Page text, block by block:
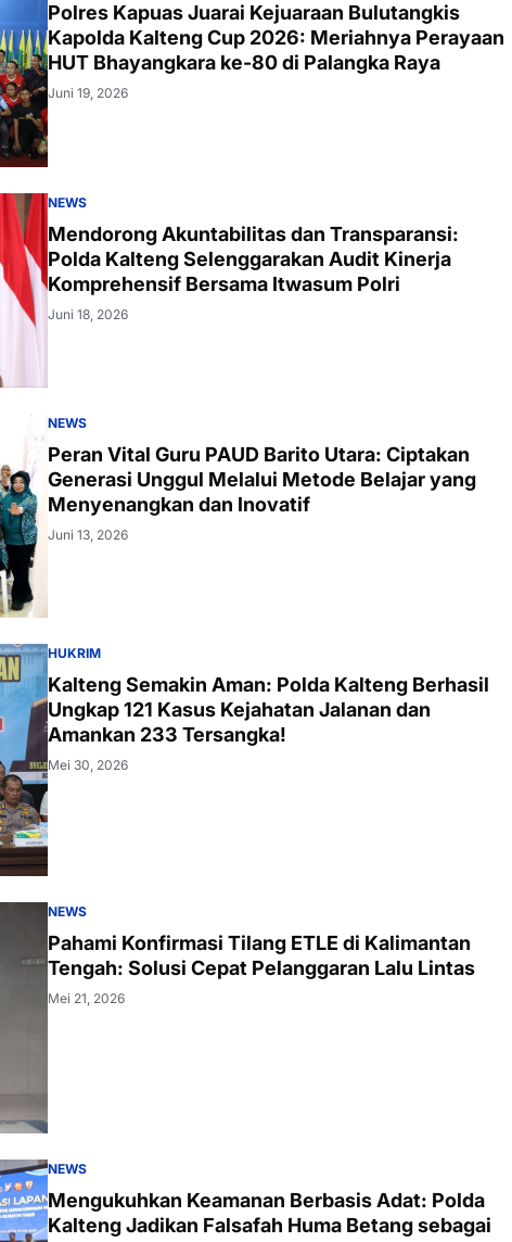
Polres Kapuas Juarai Kejuaraan Bulutangkis
Kapolda Kalteng Cup 2026: Meriahnya Perayaan
HUT Bhayangkara ke-80 di Palangka Raya
Juni 19, 2026
NEWS
Mendorong Akuntabilitas dan Transparansi:
Polda Kalteng Selenggarakan Audit Kinerja
Komprehensif Bersama Itwasum Polri
Juni 18, 2026
NEWS
Peran Vital Guru PAUD Barito Utara: Ciptakan
Generasi Unggul Melalui Metode Belajar yang
Menyenangkan dan Inovatif
Juni 13, 2026
HUKRIM
Kalteng Semakin Aman: Polda Kalteng Berhasil
Ungkap 121 Kasus Kejahatan Jalanan dan
Amankan 233 Tersangka!
Mei 30, 2026
NEWS
Pahami Konfirmasi Tilang ETLE di Kalimantan
Tengah: Solusi Cepat Pelanggaran Lalu Lintas
Mei 21, 2026
NEWS
Mengukuhkan Keamanan Berbasis Adat: Polda
Kalteng Jadikan Falsafah Huma Betang sebagai